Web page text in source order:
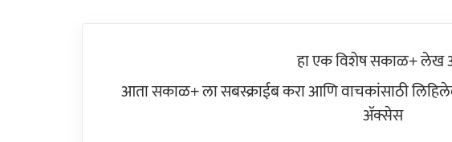
हा एक विशेष सकाळ+
आता सकाळ+ ला सबस्क्राईब करा आणि वाचकांसाठी
ॲक्सेस